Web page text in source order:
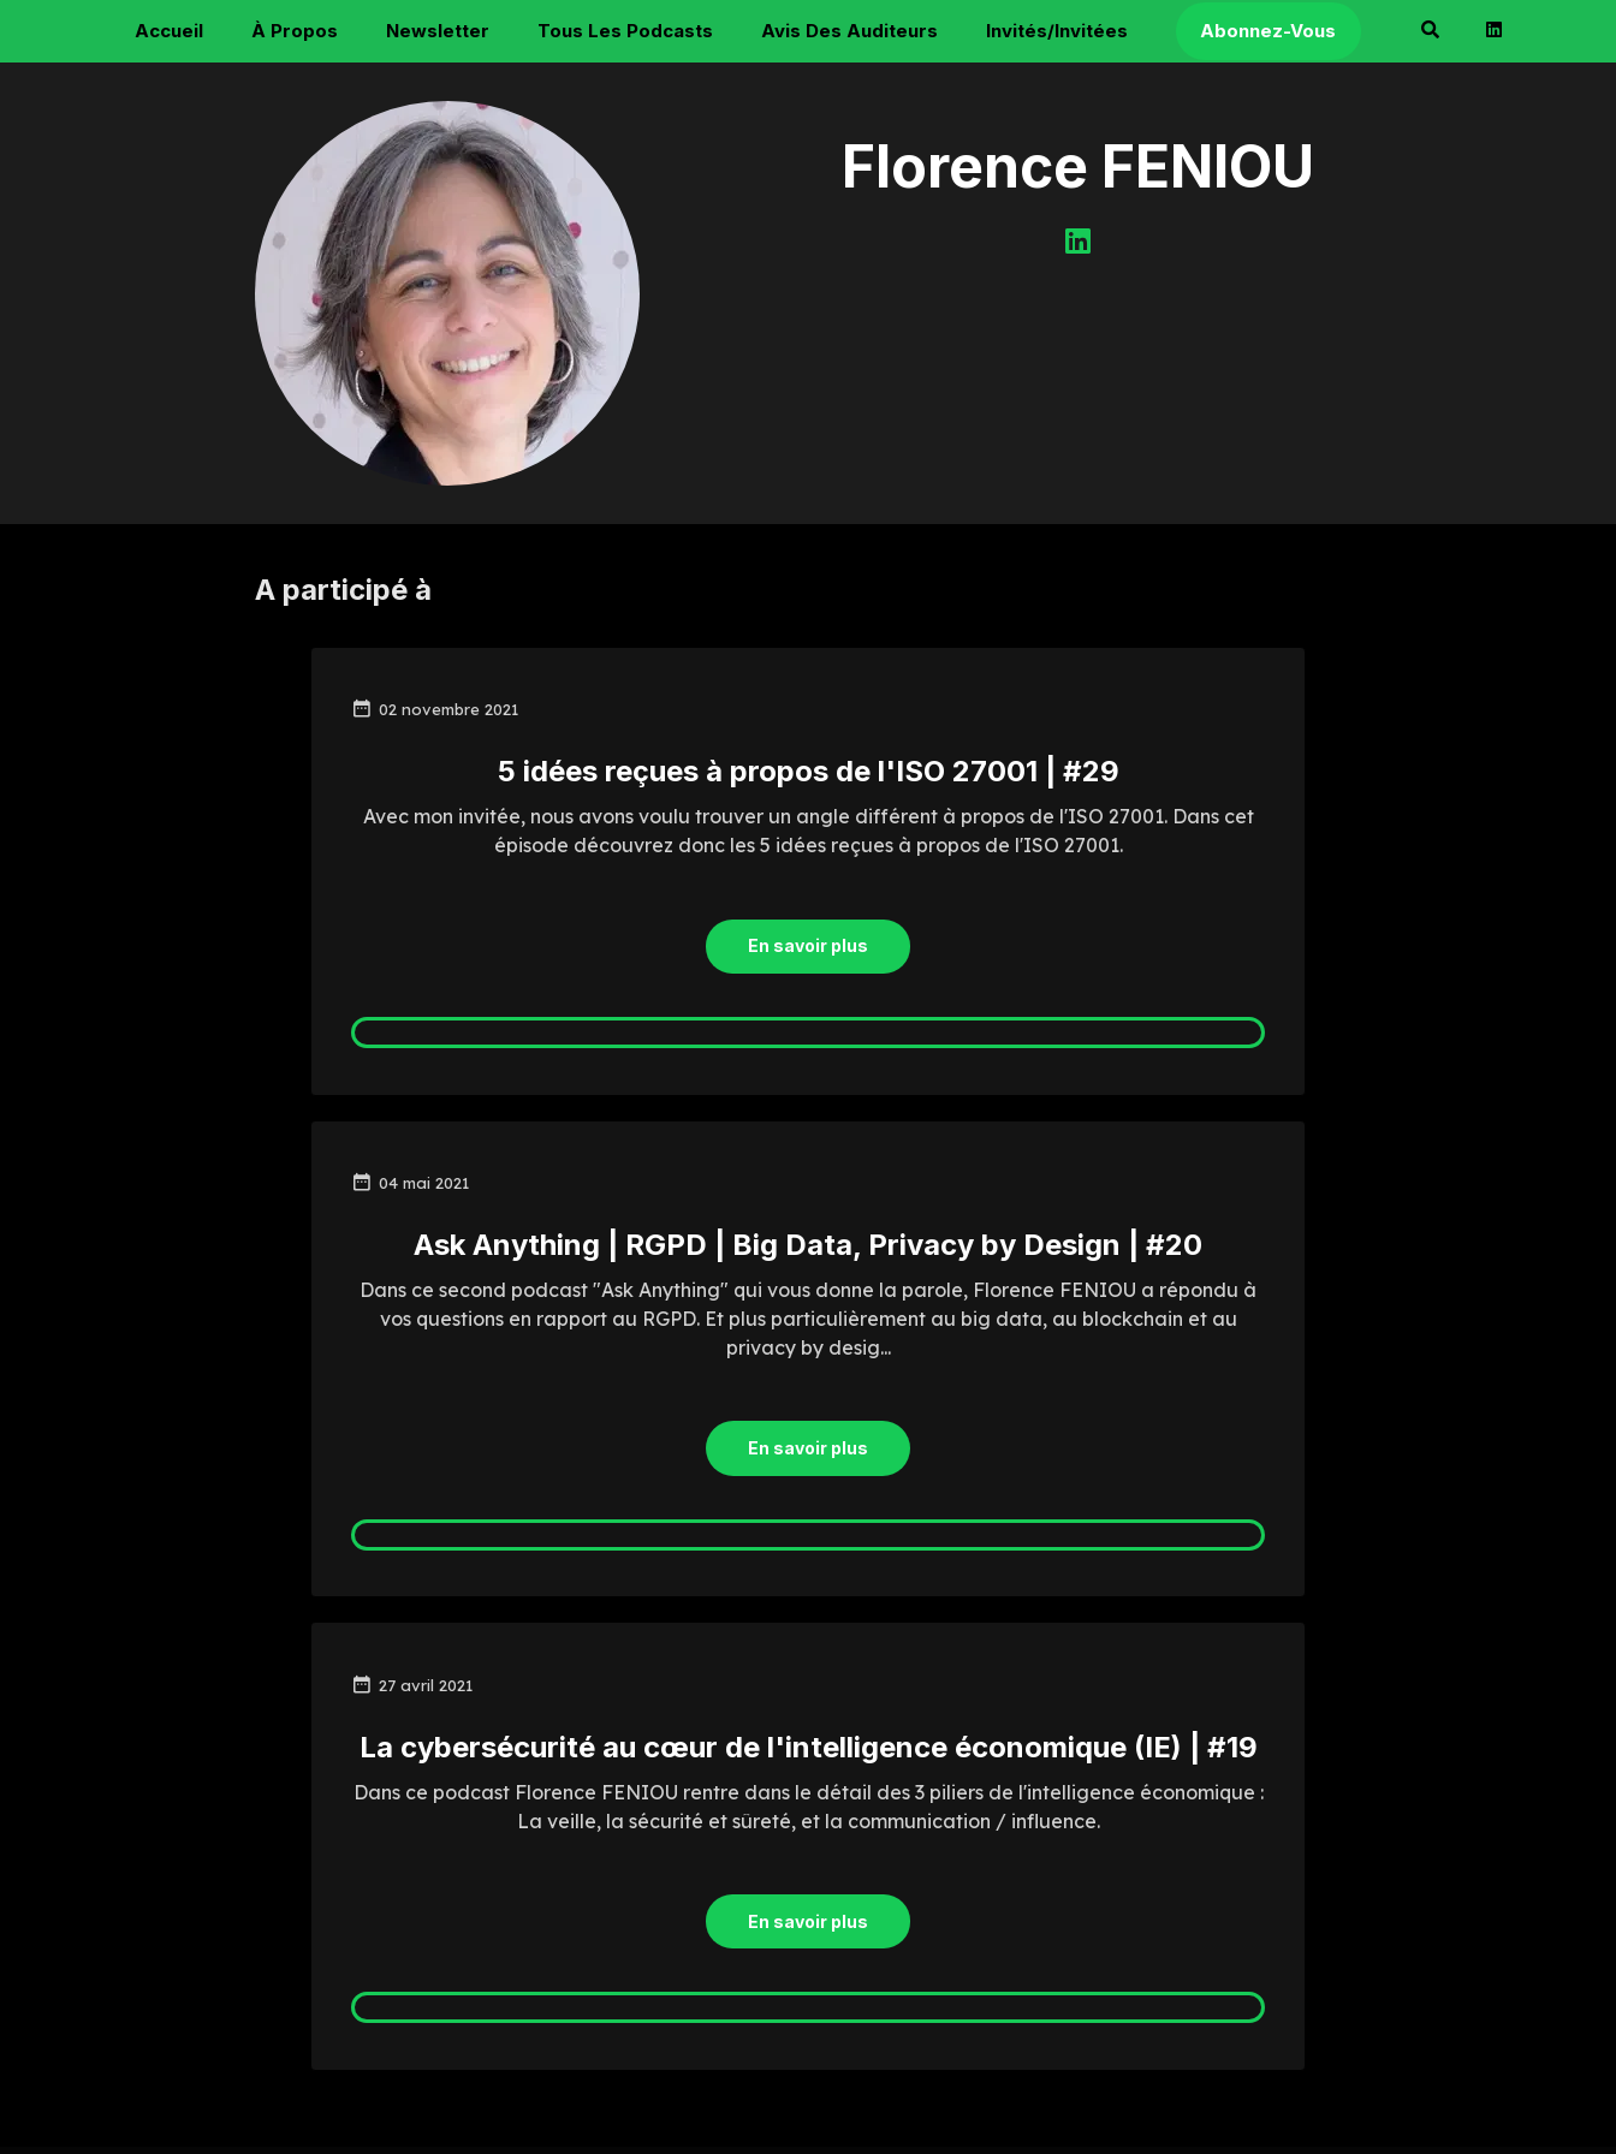
Accueil À Propos Newsletter Tous Les Podcasts Avis Des Auditeurs Invités/Invitées Abonnez-Vous
Florence FENIOU
A participé à
02 novembre 2021
5 idées reçues à propos de l'ISO 27001 | #29
Avec mon invitée, nous avons voulu trouver un angle différent à propos de l'ISO 27001. Dans cet
épisode découvrez donc les 5 idées reçues à propos de l'ISO 27001.
En savoir plus
04 mai 2021
Ask Anything | RGPD | Big Data, Privacy by Design | #20
Dans ce second podcast "Ask Anything" qui vous donne la parole, Florence FENIOU a répondu à
vos questions en rapport au RGPD. Et plus particulièrement au big data, au blockchain et au
privacy by desig...
En savoir plus
27 avril 2021
La cybersécurité au cœur de l'intelligence économique (IE) | #19
Dans ce podcast Florence FENIOU rentre dans le détail des 3 piliers de l'intelligence économique :
La veille, la sécurité et sûreté, et la communication / influence.
En savoir plus